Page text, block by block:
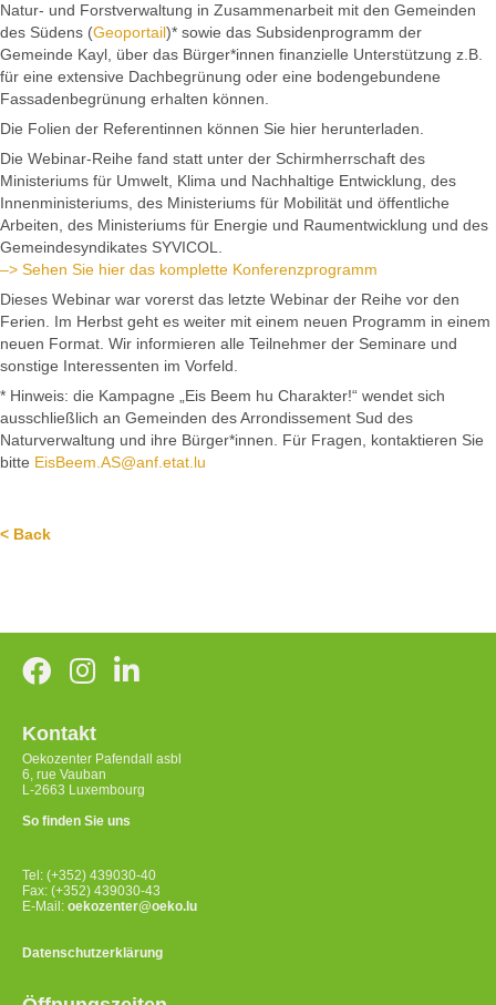
Natur- und Forstverwaltung in Zusammenarbeit mit den Gemeinden
des Südens (Geoportail)* sowie das Subsidenprogramm der
Gemeinde Kayl, über das Bürger*innen finanzielle Unterstützung z.B.
für eine extensive Dachbegrünung oder eine bodengebundene
Fassadenbegrünung erhalten können.
Die Folien der Referentinnen können Sie hier herunterladen.
Die Webinar-Reihe fand statt unter der Schirmherrschaft des
Ministeriums für Umwelt, Klima und Nachhaltige Entwicklung, des
Innenministeriums, des Ministeriums für Mobilität und öffentliche
Arbeiten, des Ministeriums für Energie und Raumentwicklung und des
Gemeindesyndikates SYVICOL.
–> Sehen Sie hier das komplette Konferenzprogramm
Dieses Webinar war vorerst das letzte Webinar der Reihe vor den
Ferien. Im Herbst geht es weiter mit einem neuen Programm in einem
neuen Format. Wir informieren alle Teilnehmer der Seminare und
sonstige Interessenten im Vorfeld.
* Hinweis: die Kampagne „Eis Beem hu Charakter!“ wendet sich
ausschließlich an Gemeinden des Arrondissement Sud des
Naturverwaltung und ihre Bürger*innen. Für Fragen, kontaktieren Sie
bitte EisBeem.AS@anf.etat.lu
< Back
Kontakt
Oekozenter Pafendall asbl
6, rue Vauban
L-2663 Luxembourg
So finden Sie uns
Tel: (+352) 439030-40
Fax: (+352) 439030-43
E-Mail: oekozenter@oeko.lu
Datenschutzerklärung